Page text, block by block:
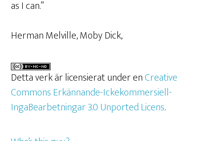
as I can.”
Herman Melville, Moby Dick,
Detta verk är licensierat under enCreative
Commons Erkännande-Ickekommersiell-
IngaBearbetningar 3.0 Unported Licens.